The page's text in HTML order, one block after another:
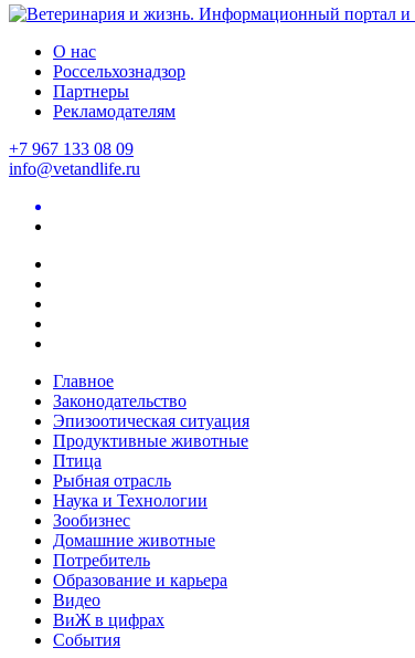
О нас
Россельхознадзор
Партнеры
Рекламодателям
+7 967 133 08 09
info@vetandlife.ru
Главное
Законодательство
Эпизоотическая ситуация
Продуктивные животные
Птица
Рыбная отрасль
Наука и Технологии
Зообизнес
Домашние животные
Потребитель
Образование и карьера
Видео
ВиЖ в цифрах
События